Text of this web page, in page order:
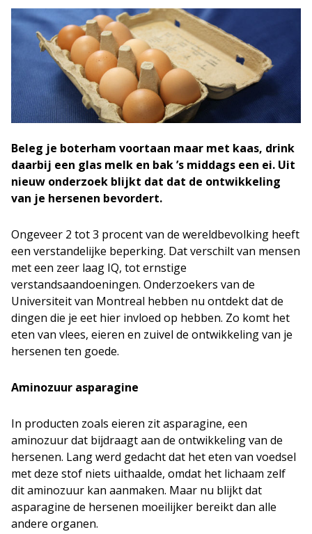
Beleg je boterham voortaan maar met kaas, drink
daarbij een glas melk en bak ’s middags een ei. Uit
nieuw onderzoek blijkt dat dat de ontwikkeling
van je hersenen bevordert.
Ongeveer 2 tot 3 procent van de wereldbevolking heeft
een verstandelijke beperking. Dat verschilt van mensen
met een zeer laag IQ, tot ernstige
verstandsaandoeningen. Onderzoekers van de
Universiteit van Montreal hebben nu ontdekt dat de
dingen die je eet hier invloed op hebben. Zo komt het
eten van vlees, eieren en zuivel de ontwikkeling van je
hersenen ten goede.
Aminozuur asparagine
In producten zoals eieren zit asparagine, een
aminozuur dat bijdraagt aan de ontwikkeling van de
hersenen. Lang werd gedacht dat het eten van voedsel
met deze stof niets uithaalde, omdat het lichaam zelf
dit aminozuur kan aanmaken. Maar nu blijkt dat
asparagine de hersenen moeilijker bereikt dan alle
andere organen.